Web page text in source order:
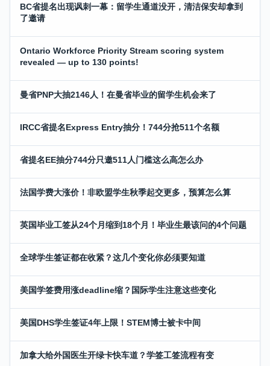
BC省提名出现讽刺一幕：留学生通道没开，清洁保安却拿到
了邀请
Ontario Workforce Priority Stream scoring system
revealed — up to 130 points!
曼省PNP大抽2146人！在曼省毕业的留学生机会来了
IRCC省提名Express Entry抽分！744分抢511个名额
省提名EE抽分744分只邀511人门槛这么高怎么办
法国学费大涨价！非欧盟学生秋季起交更多，预算怎么算
英国毕业工签从24个月缩到18个月！毕业生最该问的4个问题
全球学生签证都在收紧？这几个变化你必须要知道
美国学签费用涨deadline缩？国际学生注意这些变化
美国DHS学生签证4年上限！STEM博士被卡中间
加拿大给外国医生开绿卡快车道？学签工签流程有变